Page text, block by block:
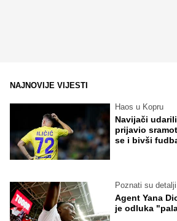
NAJNOVIJE VIJESTI
Haos u Kopru
Navijači
prijavio
se i bivši
Poznati su detalji
Agent Yana
je odluka